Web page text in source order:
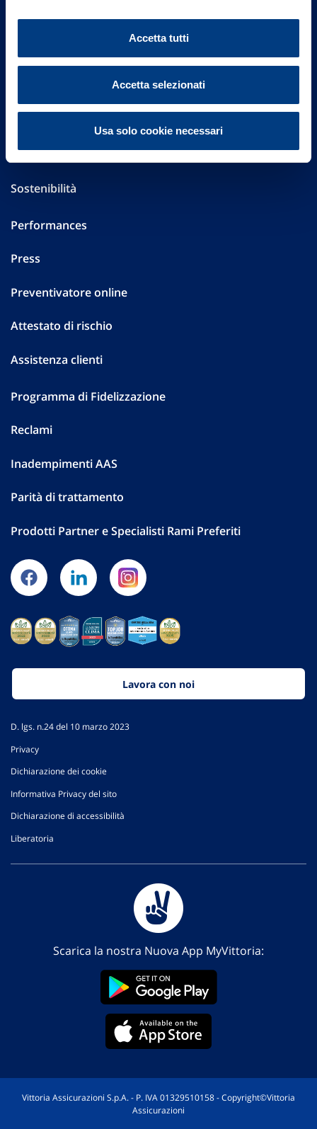
Accetta tutti
Accetta selezionati
Usa solo cookie necessari
Part. IVA 01329510158
FAQ
Altre informazioni
Sostenibilità
Performances
Press
Preventivatore online
Attestato di rischio
Assistenza clienti
Programma di Fidelizzazione
Reclami
Inadempimenti AAS
Parità di trattamento
Prodotti Partner e Specialisti Rami Preferiti
Lavora con noi
D. lgs. n.24 del 10 marzo 2023
Privacy
Dichiarazione dei cookie
Informativa Privacy del sito
Dichiarazione di accessibilità
Liberatoria
Scarica la nostra Nuova App MyVittoria:
Vittoria Assicurazioni S.p.A. - P. IVA 01329510158 - Copyright©Vittoria
Assicurazioni